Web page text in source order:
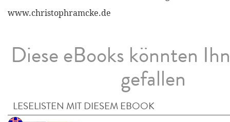
www.christophramcke.de
Diese eBooks könnten
gefallen
LESELISTEN MIT DIESEM EBOOK